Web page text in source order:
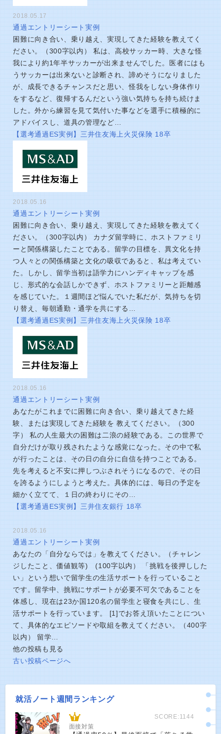
2018.05.17
通過エントリーシート実例
困難に向き合い、乗り越え、実現してきた経験を教えてく
ださい。（300字以内） 私は、高校サッカー時、大きな怪
我により約1年半サッカーが出来ませんでした。医者にはも
うサッカーは出来ないと診断され、諦めそうになりました
が、成長できるチャンスだと思い、怪我をしない身体作り
をするなど、復帰するんだという強い気持ちを持ち続けま
した。外から練習を見て気付いた事などを選手に積極的に
アドバイスし、道具の管理など…
【選考通過ES実例】三井住友海上火災保険 18卒
2018.05.16
通過エントリーシート実例
困難に向き合い、乗り越え、実現してきた経験を教えてく
ださい。（300字以内） カナダ留学時に、ホストファミリ
ーと関係構築したことである。留学の目標を、異文化を持
つ人々との関係構築と文化の吸収であると、私は考えてい
た。しかし、留学当初は語学力にハンディキャップを感
じ、形式的な会話しかできず、ホストファミリーと距離感
を感じていた。１週間ほど悩んでいた私だが、気持ちを切
り替え、毎朝通勤・通学を共にする…
【選考通過ES実例】三井住友海上火災保険 18卒
2018.05.16
通過エントリーシート実例
あなたがこれまでに困難に向き合い、乗り越えてきた経
験、または実現してきた経験を 教えてください。（300
字） 私の人生最大の困難は二浪の経験である。この世界で
自分だけが取り残されたような感覚になった。その中で私
が行ったことは、その日の自分に自信を持つことである。
先を考えると不安に押しつぶされそうになるので、その日
を誇るようにしようと考えた。具体的には、毎日の予定を
細かく立てて、１日の終わりにその…
【選考通過ES実例】三井住友銀行 18卒
2018.05.16
通過エントリーシート実例
あなたの「自分ならでは」を教えてください。（チャレン
ジしたこと、価値観等) (100字以内） 「挑戦を後押しした
い」という想いで留学生の生活サポートを行っていること
です。留学中、挑戦にサポートが必要不可欠であることを
体感し、現在は23か国120名の留学生と寝食を共にし、生
活サポートを行っています。 [1]でお答え頂いたことについ
て、具体的なエピソードや取組を教えてください。（400字
以内） 留学…
他の投稿も見る
古い投稿ページへ
就活ノート週間ランキング
SCORE:1144
面接対策